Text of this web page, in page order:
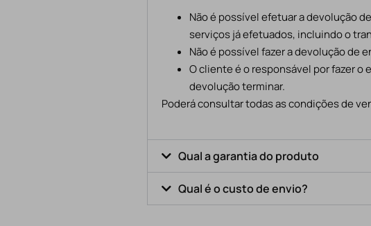
Não é possível efetuar a devolução
serviços já efetuados, incluindo o
Não é possível fazer a devolução de
O cliente é o responsável por fazer
devolução terminar.
Poderá consultar todas as condições de
Qual a garantia do produto
Qual é o custo de envio?